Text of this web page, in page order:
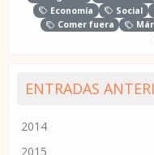
Economía
Social
Comer fuera
ENTRADAS
2014
2015